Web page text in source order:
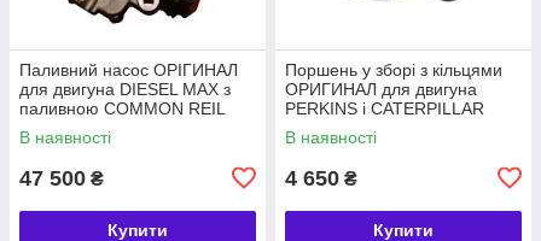
Паливний насос ОРІГИНАЛ
для двигуна DIESEL MAX з
паливною COMMON REIL
номер 320/06620, 28568252
В наявності
47 500 ₴
Купити
Поршень у зборі з кільцями
ОРИГИНАЛ для двигуна
PERKINS і CATERPILLAR
номер 4115P015, 225-5437
В наявності
4 650 ₴
Купити